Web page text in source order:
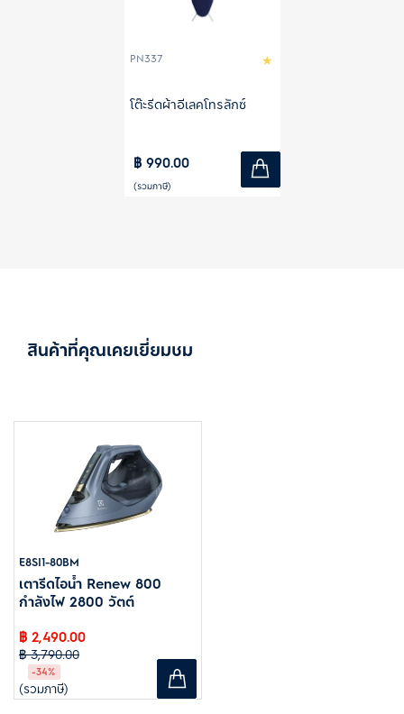
PN337
โต๊ะรีดผ้าอีเลคโทรลักซ์
฿ 990.00
(รวมภาษี)
สินค้าที่คุณเคยเยี่ยมชม
E8SI1-80BM
เตารีดไอน้ำ Renew 800
กำลังไฟ 2800 วัตต์
฿ 2,490.00
฿ 3,790.00
-34%
(รวมภาษี)